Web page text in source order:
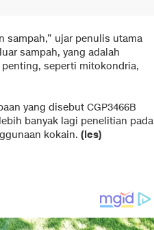
sampah,” ujar penulis utama
sampah, yang adalah
seperti mitokondria,
yang disebut CGP3466B
banyak lagi penelitian pada
kokain. (les)